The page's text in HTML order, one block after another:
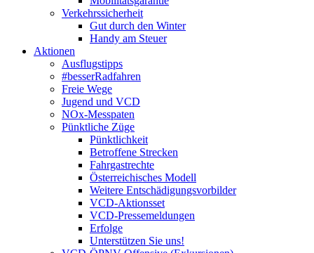
Verkehrssicherheit
Gut durch den Winter
Handy am Steuer
Aktionen
Ausflugstipps
#besserRadfahren
Freie Wege
Jugend und VCD
NOx-Messpaten
Pünktliche Züge
Pünktlichkeit
Betroffene Strecken
Fahrgastrechte
Österreichisches Modell
Weitere Entschädigungsvorbilder
VCD-Aktionsset
VCD-Pressemeldungen
Erfolge
Unterstützen Sie uns!